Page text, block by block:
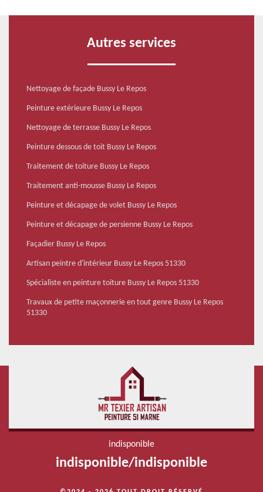
Autres services
Nettoyage de façade Bussy Le Repos
Peinture extérieure Bussy Le Repos
Nettoyage de terrasse Bussy Le Repos
Peinture dessous de toit Bussy Le Repos
Traitement de toiture Bussy Le Repos
Traitement anti-mousse Bussy Le Repos
Peinture et décapage de volet Bussy Le Repos
Peinture et décapage de persienne Bussy Le Repos
Façadier Bussy Le Repos
Artisan peintre d'intérieur Bussy Le Repos 51330
Spécialiste en peinture toiture Bussy Le Repos 51330
Travaux de petite maçonnerie en tout genre Bussy Le Repos
51330
indisponible
indisponible/indisponible